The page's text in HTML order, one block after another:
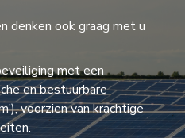
denken ook graag met u
met een
en bestuurbare
voorzien van krachtige